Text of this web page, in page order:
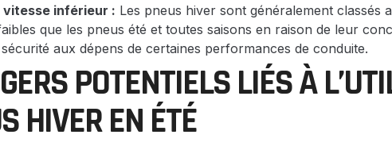
vitesse inférieur : Les pneus hiver sont généralement classés
que les pneus été et toutes saisons en raison de leur
aux dépens de certaines performances de conduite.
POTENTIELS LIÉS À
HIVER EN ÉTÉ